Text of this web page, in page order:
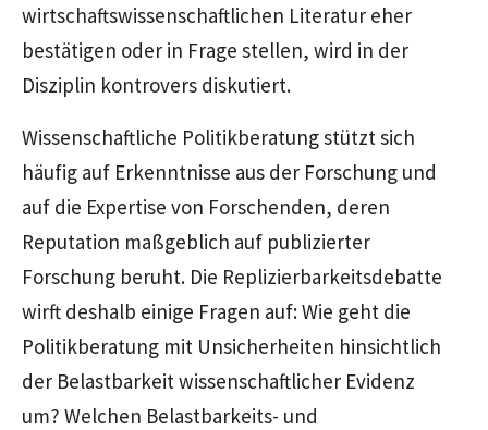
wirtschaftswissenschaftlichen Literatur eher
bestätigen oder in Frage stellen, wird in der
Disziplin kontrovers diskutiert.
Wissenschaftliche Politikberatung stützt sich
häufig auf Erkenntnisse aus der Forschung und
auf die Expertise von Forschenden, deren
Reputation maßgeblich auf publizierter
Forschung beruht. Die Replizierbarkeitsdebatte
wirft deshalb einige Fragen auf: Wie geht die
Politikberatung mit Unsicherheiten hinsichtlich
der Belastbarkeit wissenschaftlicher Evidenz
um? Welchen Belastbarkeits- und